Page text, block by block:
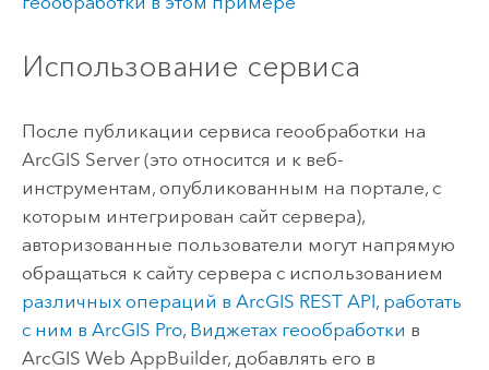
Использование сервиса
После публикации сервиса геообработки на
ArcGIS Server(это относится и к веб-
инструментам, опубликованным на портале, с
которым интегрирован сайт сервера),
авторизованные пользователи могут напрямую
обращаться к сайту сервера с использованием
различных операций в ArcGIS REST API, работать
с ним в ArcGIS Pro, Виджетах геообработки в
ArcGIS Web AppBuilder, добавлять его в